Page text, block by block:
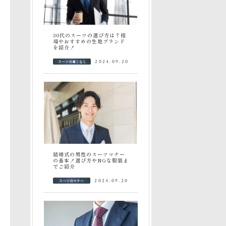
30代のスーツの選び方は？相
場やおすすめの生地ブランド
を紹介！
スーツの着こなし 2024.09.20
結婚式の男性のスーツマナー
の基本！選び方やNGな服装ま
でご紹介
スーツのマナー 2024.09.20